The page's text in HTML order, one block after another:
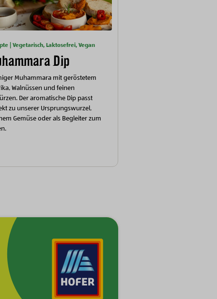
| Vegetarisch, Laktosefrei, Vegan
Dip
Muhammara mit geröstetem
Walnüssen und feinen
Der aromatische Dip passt
zu unserer Ursprungswurzel,
Gemüse oder als Begleiter zum